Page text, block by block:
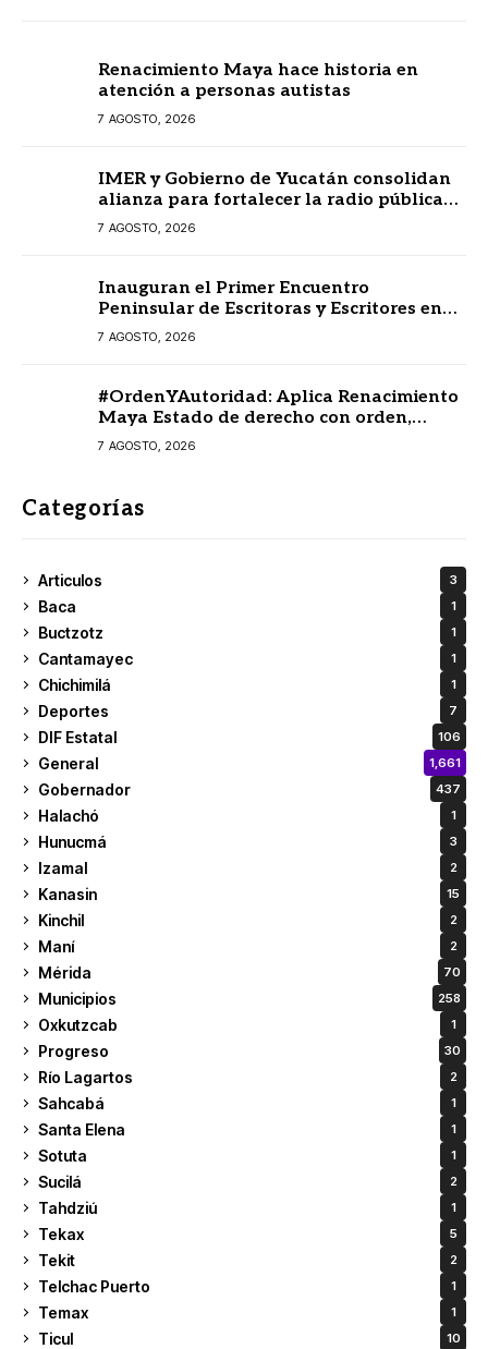
Renacimiento Maya hace historia en
atención a personas autistas
7 AGOSTO, 2026
IMER y Gobierno de Yucatán consolidan
alianza para fortalecer la radio pública
en beneficio de la ciudadanía
7 AGOSTO, 2026
Inauguran el Primer Encuentro
Peninsular de Escritoras y Escritores en
Lengua Maya 2026
7 AGOSTO, 2026
#OrdenYAutoridad: Aplica Renacimiento
Maya Estado de derecho con orden,
coordinación y saldo blanco
7 AGOSTO, 2026
Categorías
Articulos 3
Baca 1
Buctzotz 1
Cantamayec 1
Chichimilá 1
Deportes 7
DIF Estatal 106
General 1,661
Gobernador 437
Halachó 1
Hunucmá 3
Izamal 2
Kanasin 15
Kinchil 2
Maní 2
Mérida 70
Municipios 258
Oxkutzcab 1
Progreso 30
Río Lagartos 2
Sahcabá 1
Santa Elena 1
Sotuta 1
Sucilá 2
Tahdziú 1
Tekax 5
Tekit 2
Telchac Puerto 1
Temax 1
Ticul 10